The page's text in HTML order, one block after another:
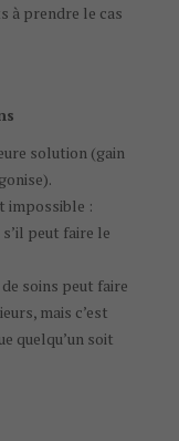
à prendre le cas
solution (gain
impossible :
peut faire le
soins peut faire
mais c’est
quelqu’un soit